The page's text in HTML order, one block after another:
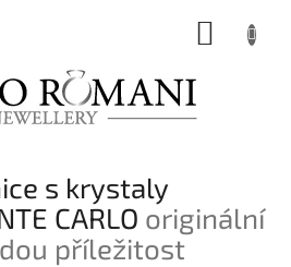
s krystaly
CARLO originální
příležitost